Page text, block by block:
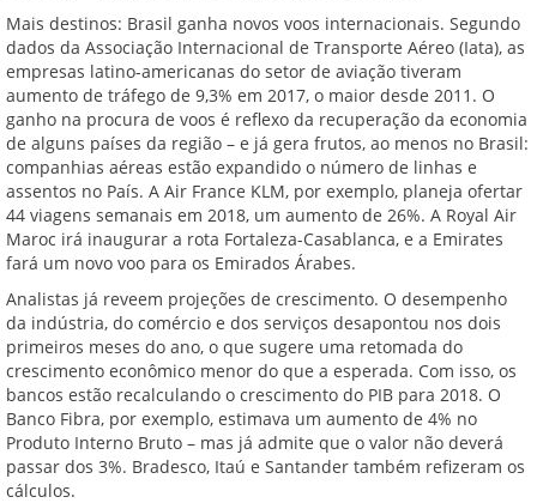
Mais destinos: Brasil ganha novos voos internacionais. Segundo
dados da Associação Internacional de Transporte Aéreo (Iata), as
empresas latino-americanas do setor de aviação tiveram
aumento de tráfego de 9,3% em 2017, o maior desde 2011. O
ganho na procura de voos é reflexo da recuperação da economia
de alguns países da região – e já gera frutos, ao menos no Brasil:
companhias aéreas estão expandido o número de linhas e
assentos no País. A Air France KLM, por exemplo, planeja ofertar
44 viagens semanais em 2018, um aumento de 26%. A Royal Air
Maroc irá inaugurar a rota Fortaleza-Casablanca, e a Emirates
fará um novo voo para os Emirados Árabes.
Analistas já reveem projeções de crescimento. O desempenho
da indústria, do comércio e dos serviços desapontou nos dois
primeiros meses do ano, o que sugere uma retomada do
crescimento econômico menor do que a esperada. Com isso, os
bancos estão recalculando o crescimento do PIB para 2018. O
Banco Fibra, por exemplo, estimava um aumento de 4% no
Produto Interno Bruto – mas já admite que o valor não deverá
passar dos 3%. Bradesco, Itaú e Santander também refizeram os
cálculos.